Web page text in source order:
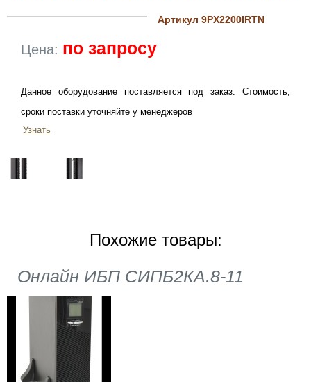
Артикул 9PX2200IRTN
Цена: по запросу
Данное оборудование поставляется под заказ. Стоимость,
сроки поставки уточняйте у менеджеров
Узнать
Похожие товары:
Онлайн ИБП СИПБ2КА.8-11